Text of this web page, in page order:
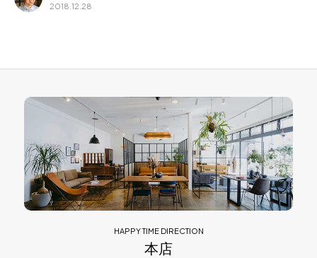
2018.12.28
HAPPY TIME DIRECTION
本店